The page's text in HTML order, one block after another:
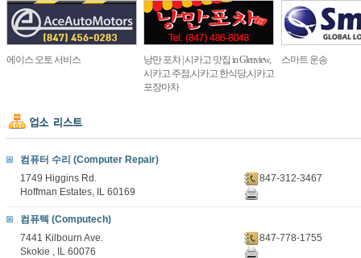
에이스 오토 서비스
낭만 포차 | 시카고 맛집 in Glenview,
시카고 주점,시카고 한식당,시카고
포장마차
스마트 운송
컴퓨터 수리 (Computer Repair)
1749 Higgins Rd.
Hoffman Estates, IL 60169
847-312-3467
컴퓨텍 (Computech)
7441 Kilbourn Ave.
Skokie , IL 60076
847-778-1755